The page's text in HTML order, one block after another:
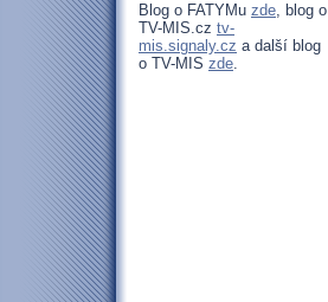
Blog o FATYMu zde, blog o
TV-MIS.cz tv-
mis.signaly.cz a další blog
o TV-MIS zde.